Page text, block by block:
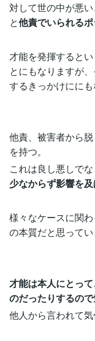
対して世の中が悪
と他責でいられる
才能を発揮すると
とにもなりますが
するきっかけににも
他責、被害者から
を持つ。
これは良し悪しでな
少なからず影響を
様々なケースに関
の本質だと思ってい
才能は本人にとっ
のだったりするので
他人から言われて気